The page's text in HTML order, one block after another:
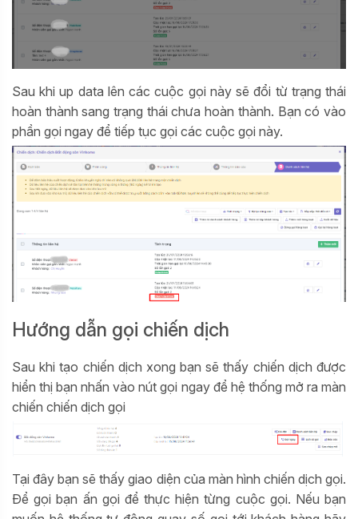
Sau khi up data lên các cuộc gọi này sẽ đổi từ trạng thái
hoàn thành sang trạng thái chưa hoàn thành. Bạn có vào
phần gọi ngay để tiếp tục gọi các cuộc gọi này.
Hướng dẫn gọi chiến dịch
Sau khi tạo chiến dịch xong bạn sẽ thấy chiến dịch được
hiển thị bạn nhấn vào nút gọi ngay để hệ thống mở ra màn
chiến chiến dịch gọi
Tại đây bạn sẽ thấy giao diện của màn hình chiến dịch gọi.
Để gọi bạn ấn gọi để thực hiện từng cuộc gọi. Nếu bạn